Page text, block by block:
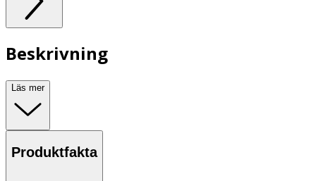
Beskrivning
Läs mer
Produktfakta